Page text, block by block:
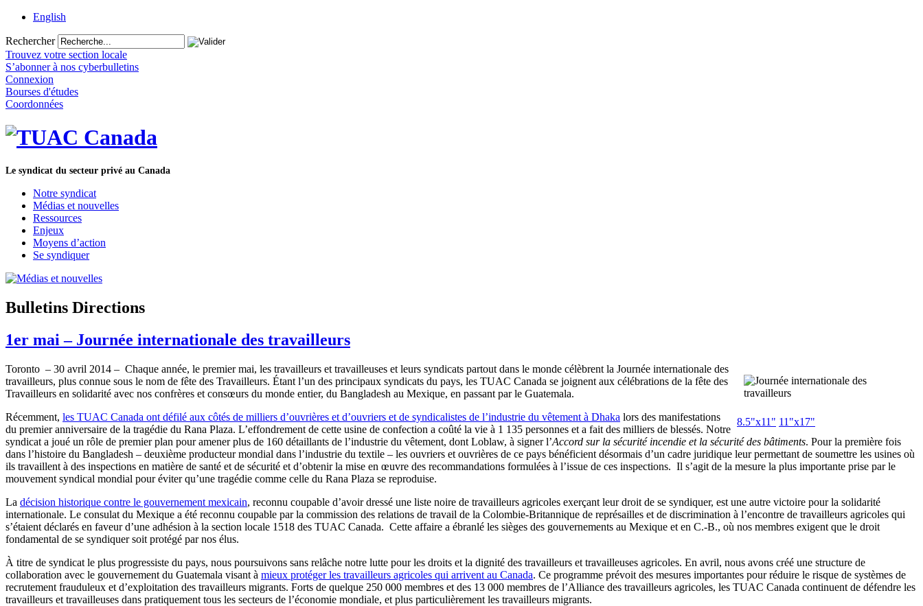
English
Rechercher
Trouvez votre section locale
S’abonner à nos cyberbulletins
Connexion
Bourses d'études
Coordonnées
Le syndicat du secteur privé au Canada
Notre syndicat
Médias et nouvelles
Ressources
Enjeux
Moyens d’action
Se syndiquer
Bulletins Directions
1er mai – Journée internationale des travailleurs
8.5"x11" 11"x17"
Toronto – ­­30 avril 2014 – Chaque année, le premier mai, les travailleurs et travailleuses et leurs syndicats partout dans le monde célèbrent la Journée internationale des
travailleurs, plus connue sous le nom de fête des Travailleurs. Étant l’un des principaux syndicats du pays, les TUAC Canada se joignent aux célébrations de la fête des
Travailleurs en solidarité avec nos confrères et consœurs du monde entier, du Bangladesh au Mexique, en passant par le Guatemala.
Récemment, les TUAC Canada ont défilé aux côtés de milliers d’ouvrières et d’ouvriers et de syndicalistes de l’industrie du vêtement à Dhaka lors des manifestations
du premier anniversaire de la tragédie du Rana Plaza. L’effondrement de cette usine de confection a coûté la vie à 1 135 personnes et a fait des milliers de blessés. Notre
syndicat a joué un rôle de premier plan pour amener plus de 160 détaillants de l’industrie du vêtement, dont Loblaw, à signer l’Accord sur la sécurité incendie et la sécurité des bâtiments. Pour la première fois
dans l’histoire du Bangladesh – deuxième producteur mondial dans l’industrie du textile – les ouvriers et ouvrières de ce pays bénéficient désormais d’un cadre juridique leur permettant de soumettre les usines où
ils travaillent à des inspections en matière de santé et de sécurité et d’obtenir la mise en œuvre des recommandations formulées à l’issue de ces inspections. Il s’agit de la mesure la plus importante prise par le
mouvement syndical mondial pour éviter qu’une tragédie comme celle du Rana Plaza se reproduise.
La décision historique contre le gouvernement mexicain, reconnu coupable d’avoir dressé une liste noire de travailleurs agricoles exerçant leur droit de se syndiquer, est une autre victoire pour la solidarité
internationale. Le consulat du Mexique a été reconnu coupable par la commission des relations de travail de la Colombie-Britannique de représailles et de discrimination à l’encontre de travailleurs agricoles qui
s’étaient déclarés en faveur d’une adhésion à la section locale 1518 des TUAC Canada. Cette affaire a ébranlé les sièges des gouvernements au Mexique et en C.-B., où nos membres exigent que le droit
fondamental de se syndiquer soit protégé par nos élus.
À titre de syndicat le plus progressiste du pays, nous poursuivons sans relâche notre lutte pour les droits et la dignité des travailleurs et travailleuses agricoles. En avril, nous avons créé une structure de
collaboration avec le gouvernement du Guatemala visant à mieux protéger les travailleurs agricoles qui arrivent au Canada. Ce programme prévoit des mesures importantes pour réduire le risque de systèmes de
recrutement frauduleux et d’exploitation des travailleurs migrants. Forts de quelque 250 000 membres et des 13 000 membres de l’Alliance des travailleurs agricoles, les TUAC Canada continuent de défendre les
travailleurs et travailleuses dans pratiquement tous les secteurs de l’économie mondiale, et plus particulièrement les travailleurs migrants.